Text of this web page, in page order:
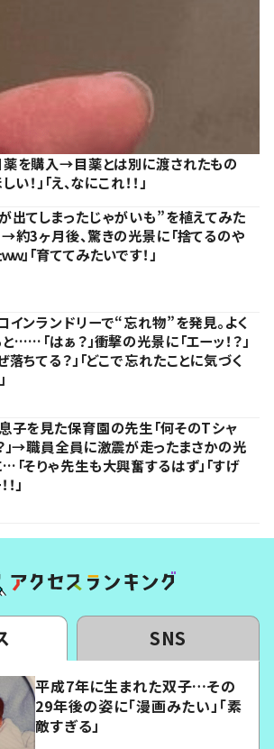
薬を購入→目薬とは別に渡されたもの
」「え、なにこれ！！」
出てしまったじゃがいも”を植えてみた
約3ヶ月後、驚きの光景に「捨てるのや
ｗ」「育ててみたいです！」
インランドリーで“忘れ物”を発見。よく
……「はぁ？」衝撃の光景に「エーッ！？」
落ちてる？」「どこで忘れたことに気づく
子を見た保育園の先生「何そのTシャ
」→職員全員に激震が走ったまさかの光
「そりゃ先生も大興奮するはず」「すげ
」
SNS
平成7年に生まれた双子…その
29年後の姿に「漫画みたい」「素
敵すぎる」